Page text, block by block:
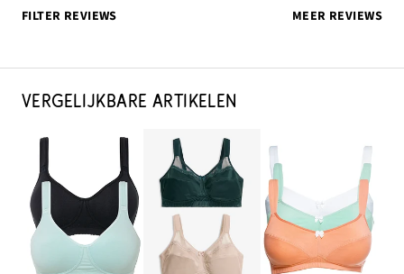
FILTER REVIEWS MEER REVIEWS
VERGELIJKBARE ARTIKELEN